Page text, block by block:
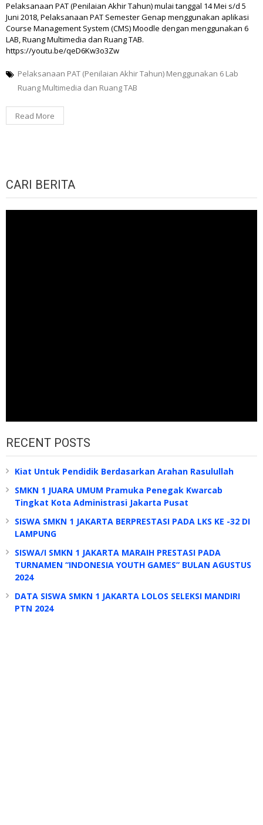
Pelaksanaan PAT (Penilaian Akhir Tahun) mulai tanggal 14 Mei s/d 5
Juni 2018, Pelaksanaan PAT Semester Genap menggunakan aplikasi
Course Management System (CMS) Moodle dengan menggunakan 6
LAB, Ruang Multimedia dan Ruang TAB.
https://youtu.be/qeD6Kw3o3Zw
Pelaksanaan PAT (Penilaian Akhir Tahun) Menggunakan 6 Lab
Ruang Multimedia dan Ruang TAB
Read More
CARI BERITA
RECENT POSTS
Kiat Untuk Pendidik Berdasarkan Arahan Rasulullah
SMKN 1 JUARA UMUM Pramuka Penegak Kwarcab
Tingkat Kota Administrasi Jakarta Pusat
SISWA SMKN 1 JAKARTA BERPRESTASI PADA LKS KE -32 DI
LAMPUNG
SISWA/I SMKN 1 JAKARTA MARAIH PRESTASI PADA
TURNAMEN “INDONESIA YOUTH GAMES” BULAN AGUSTUS
2024
DATA SISWA SMKN 1 JAKARTA LOLOS SELEKSI MANDIRI
PTN 2024